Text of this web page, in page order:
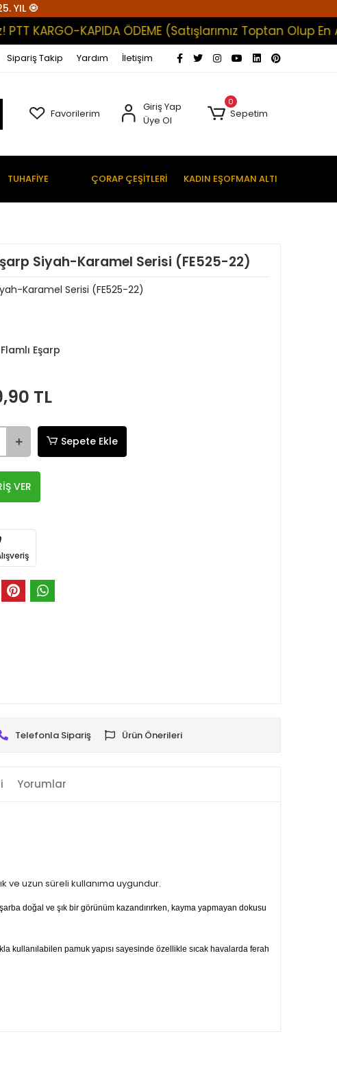
YIL 🧿
KAPIDA ÖDEME (Satışlarımız Toptan Olup En Az
Sipariş Takip Yardım İletişim
Favorilerim
Giriş Yap
Üye Ol
0
Sepetim
TUHAFİYE ÇORAP ÇEŞİTLERİ KADIN EŞOFMAN ALTI
Siyah-Karamel Serisi (FE525-22)
Karamel Serisi (FE525-22)
Eşarp
TL
Sepete Ekle
VER
Telefonla Sipariş Ürün Önerileri
Yorumlar
ve uzun süreli kullanıma uygundur.
doğal ve şık bir görünüm kazandırırken, kayma yapmayan dokusu
kullanılabilen pamuk yapısı sayesinde özellikle sıcak havalarda ferah